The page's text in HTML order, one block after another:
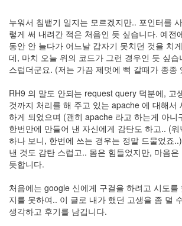
누워서 침뱉기 일지는 모르겠지만.. 포인터를
렇게 써 내려간 적은 처음인 듯 싶습니다. 예전
동안 안 늘다가 어느날 갑자기 못치던 것을 치
데, 마치 오늘 위의 코드가 그런 경우인 듯 싶
스럽더군요. (저는 가끔 제멋에 뻑 갈때가 종종
RH9 의 말도 안되는 request query 덕분에, 고
것까지 처리를 해 주고 있는 apache 에 대해서
하게 되었으며 (괜히 apache 라고 하는게 아니
한번만에 만들어 낸 자신에게 감탄도 하고.. (
하나 보니, 한번에 쓰는 경우는 정말 드물었죠
낸 것도 감탄 스럽고.. 몸은 힘들었지만, 마음
듯합니다.
처음에는 google 신에게 구걸을 하려고 시도
지를 못하여.. 이 글로 내가 했던 고생을 좀 덜
생각하고 후기를 남깁니다.
Liitokala
9V
6F22
충
전
지
방
전...
by
김
정
균
하
이
맥
스